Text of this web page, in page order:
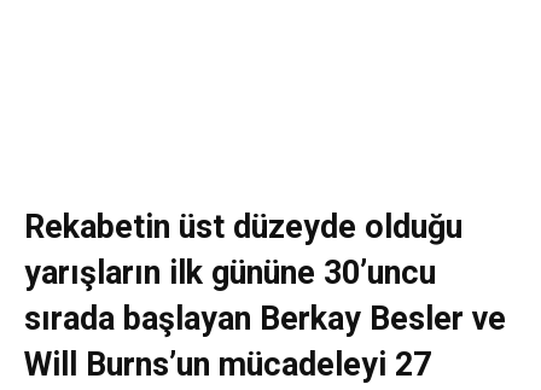
Rekabetin üst düzeyde olduğu
yarışların ilk gününe 30’uncu
sırada başlayan Berkay Besler ve
Will Burns’un mücadeleyi 27